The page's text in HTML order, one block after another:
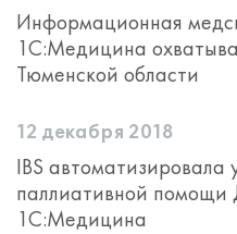
Информационная
1С:Медицина
Тюменской области
12 декабря 2018
IBS автоматизировала
паллиативной
1С:Медицина